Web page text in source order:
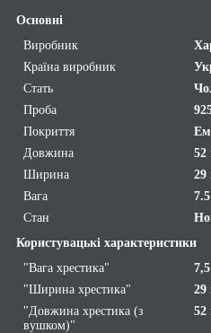
Основні
Виробник
Країна виробник
Стать
Проба
Покриття
Довжина
52
Ширина
29
Вага
Стан
Користувацькі характеристики
"Вага хрестика"
"Ширина хрестика"
29
"Довжина хрестика (з
вушком)"
52